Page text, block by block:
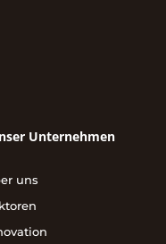
Unternehmen
uns